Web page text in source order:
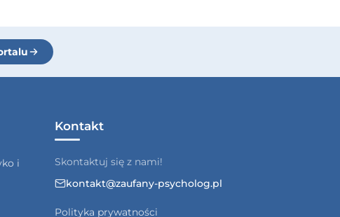
i
Kontakt
Skontaktuj się z nami!
kontakt@zaufany-psycholog.pl
Polityka prywatności